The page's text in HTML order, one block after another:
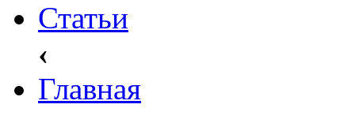
Статьи
‹
Главная